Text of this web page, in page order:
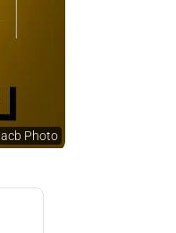
acb Photo